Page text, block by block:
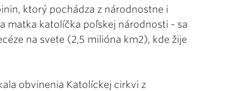
ktorý pochádza z národnostne i
matka katolíčka poľskej národnosti - sa
na svete (2,5 milióna km2), kde žije
obvinenia Katolíckej cirkvi z